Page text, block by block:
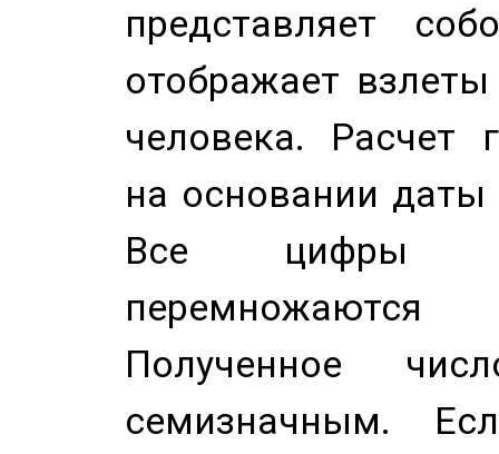
представляет
отображает
человека. Расчет
на основании
Все цифры
Полученное
семизначным.